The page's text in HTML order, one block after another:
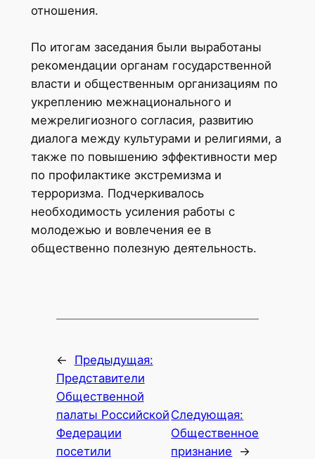
отношения.
По итогам заседания были выработаны
рекомендации органам государственной
власти и общественным организациям по
укреплению межнационального и
межрелигиозного согласия, развитию
диалога между культурами и религиями, а
также по повышению эффективности мер
по профилактике экстремизма и
терроризма. Подчеркивалось
необходимость усиления работы с
молодежью и вовлечения ее в
общественно полезную деятельность.
←
Предыдущая:
Представители
Общественной
палаты Российской
Федерации
посетили
Следующая:
Общественное
признание
→